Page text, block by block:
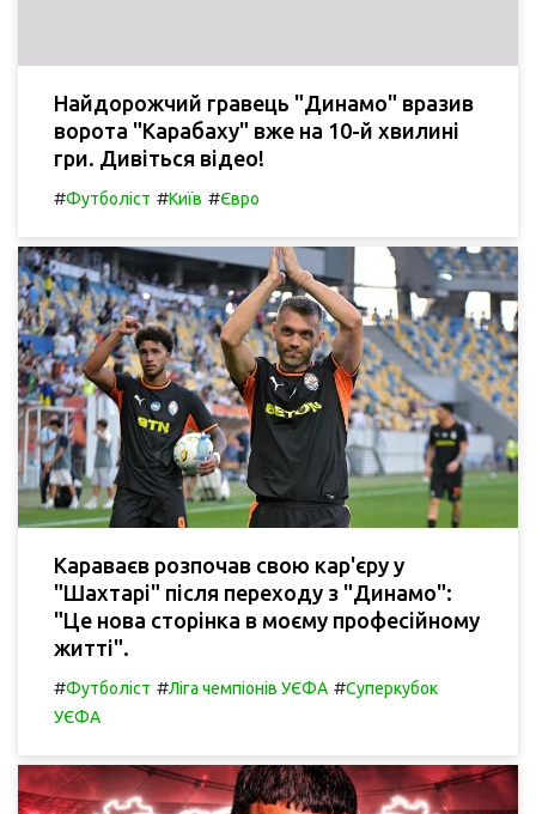
Найдорожчий гравець "Динамо" вразив
ворота "Карабаху" вже на 10-й хвилині
гри. Дивіться відео!
#Футболіст #Київ #Євро
Караваєв розпочав свою кар'єру у
"Шахтарі" після переходу з "Динамо":
"Це нова сторінка в моєму професійному
житті".
#Футболіст #Ліга чемпіонів УЄФА #Суперкубок
УЄФА